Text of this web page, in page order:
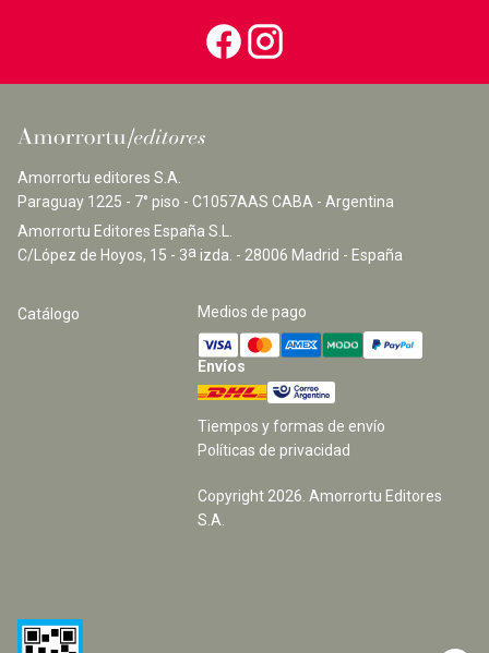
Amorrortu editores S.A.
Paraguay 1225 - 7° piso - C1057AAS CABA - Argentina
Amorrortu Editores España S.L.
C/López de Hoyos, 15 - 3a izda. - 28006 Madrid - España
Catálogo Medios de pago
Envíos
Tiempos y formas de envío
Políticas de privacidad
Copyright2026. Amorrortu Editores
S.A.